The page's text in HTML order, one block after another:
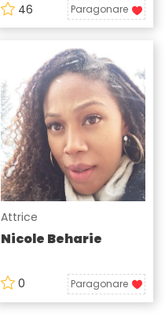
46 Paragonare
Attrice
Nicole Beharie
0 Paragonare